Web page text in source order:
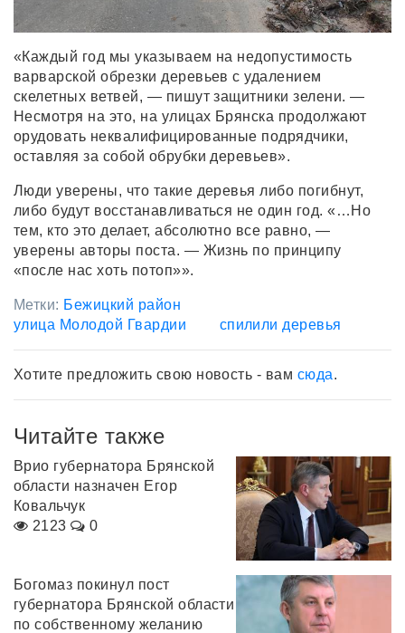
«Каждый год мы указываем на недопустимость
варварской обрезки деревьев с удалением
скелетных ветвей, — пишут защитники зелени. —
Несмотря на это, на улицах Брянска продолжают
орудовать неквалифицированные подрядчики,
оставляя за собой обрубки деревьев».
Люди уверены, что такие деревья либо погибнут,
либо будут восстанавливаться не один год. «…Но
тем, кто это делает, абсолютно все равно, —
уверены авторы поста. — Жизнь по принципу
«после нас хоть потоп»».
Метки: Бежицкий район
улица Молодой Гвардии
спилили деревья
Хотите предложить свою новость - вам сюда.
Читайте также
Врио губернатора Брянской
области назначен Егор
Ковальчук
2123
0
Богомаз покинул пост
губернатора Брянской области
по собственному желанию